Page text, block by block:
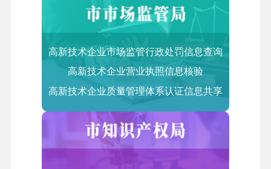
一、信息技术外包服务（ITO）
软件研发及开服务、软件技术服务
2.信息技术研发服务外包
集成电路和电子电路设计、测试平台
3.信息系统运营维护外包
信息系统运营和维护服务、基础信息技术服务
二、技术性业务流程外包服务（BPO）
企业业务流程设计服务、企业内部管理服务、企业供
高新技术企业市场监管行政处罚信息查询
高新技术企业营业执照信息核验
高新技术企业质量管理体系认证信息共享